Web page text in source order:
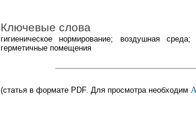
Ключевые слова
гигиеническое нормирование; воздушная
герметичные помещения
(статья в формате PDF. Для просмотра необходим